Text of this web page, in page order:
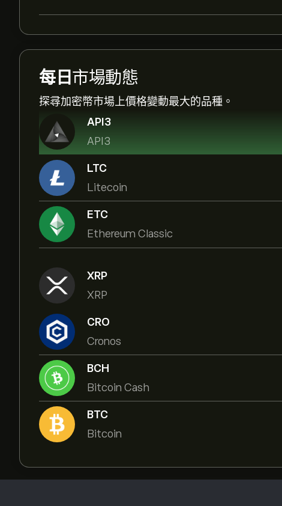
每日 市場動態
探尋加密幣市場上價格變動最大的品種。
API3
API3
LTC
Litecoin
ETC
Ethereum Classic
XRP
XRP
CRO
Cronos
BCH
Bitcoin Cash
BTC
Bitcoin